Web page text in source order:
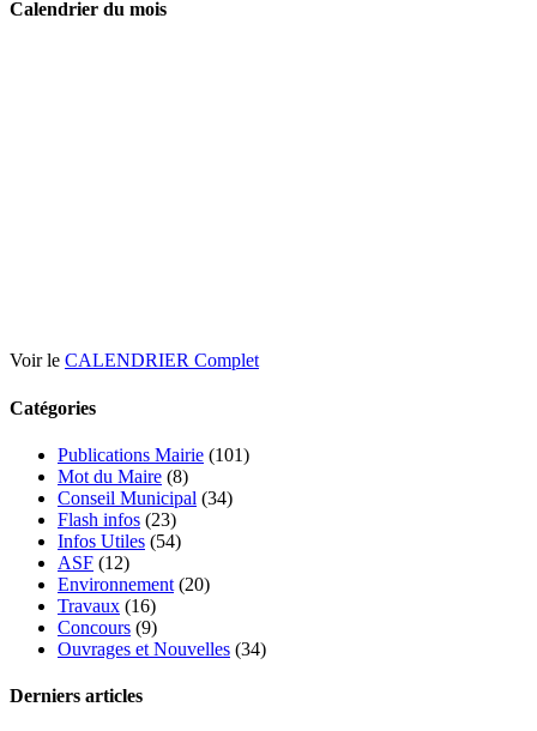
Calendrier du mois
Voir le CALENDRIER Complet
Catégories
Publications Mairie (101)
Mot du Maire (8)
Conseil Municipal (34)
Flash infos (23)
Infos Utiles (54)
ASF (12)
Environnement (20)
Travaux (16)
Concours (9)
Ouvrages et Nouvelles (34)
Derniers articles